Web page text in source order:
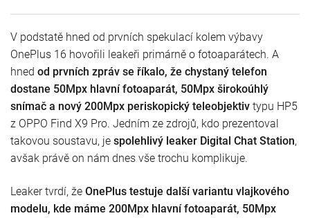
V podstatě hned od prvních spekulací kolem výbavy
OnePlus 16 hovořili leakeři primárně o fotoaparátech. A
hned od prvních zpráv se říkalo, že chystaný telefon
dostane 50Mpx hlavní fotoaparát, 50Mpx širokoúhlý
snímač a nový 200Mpx periskopický teleobjektiv typu HP5
z OPPO Find X9 Pro. Jedním ze zdrojů, kdo prezentoval
takovou soustavu, je spolehlivý leaker Digital Chat Station,
avšak právě on nám dnes vše trochu komplikuje.
Leaker tvrdí, že OnePlus testuje další variantu vlajkového
modelu, kde máme 200Mpx hlavní fotoaparát, 50Mpx